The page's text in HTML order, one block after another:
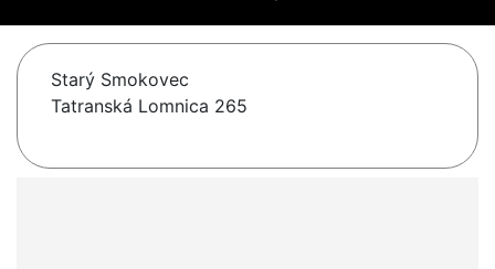
Starý Smokovec
Tatranská Lomnica 265